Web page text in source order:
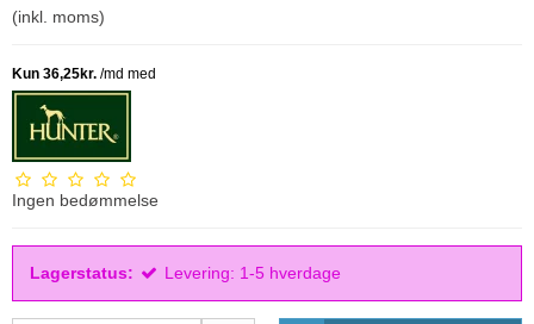
(inkl. moms)
Ingen bedømmelse
Lagerstatus: Levering: 1-5 hverdage